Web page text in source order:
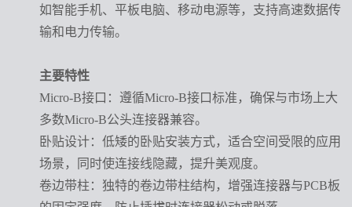
如智能手机、平板电脑、移动电源等，支持高速数据传
输和电力传输。
主要特性
Micro-B接口 ：遵循Micro-B接口标准，确保与市场上大
多数Micro-B公头连接器兼容。
卧贴设计：低矮的卧贴安装方式，适合空间受限的应用
场景，同时使连接线隐藏，提升美观度。
卷边带柱 ：独特的卷边带柱结构，增强连接器与PCB板